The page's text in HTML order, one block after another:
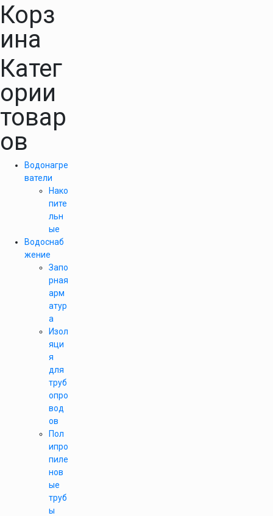
Корз
ина
Катег
ории
товар
ов
Водонагре
ватели
Нако
пите
льн
ые
Водоснаб
жение
Запо
рная
арм
атур
а
Изол
яци
я
для
труб
опро
вод
ов
Пол
ипро
пиле
нов
ые
труб
ы